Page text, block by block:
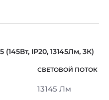
(145Вт, IP20, 13145Лм, 3К)
13145 Лм